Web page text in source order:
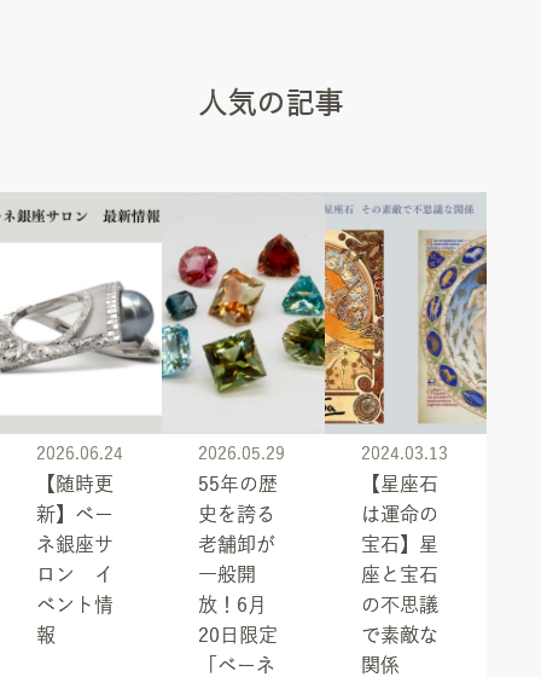
人気の記事
2026.06.24
【随時更
新】ベー
ネ銀座サ
ロン イ
ベント情
報
2026.05.29
55年の歴
史を誇る
老舗卸が
一般開
放！6月
20日限定
「ベーネ
2024.03.13
【星座石
は運命の
宝石】星
座と宝石
の不思議
で素敵な
関係